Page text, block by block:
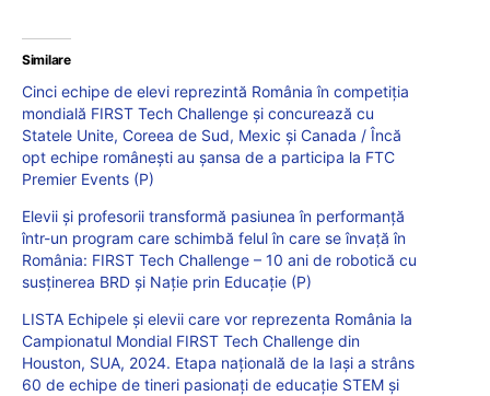
Similare
Cinci echipe de elevi reprezintă România în competiția
mondială FIRST Tech Challenge și concurează cu
Statele Unite, Coreea de Sud, Mexic și Canada / Încă
opt echipe românești au șansa de a participa la FTC
Premier Events (P)
Elevii și profesorii transformă pasiunea în performanță
într-un program care schimbă felul în care se învață în
România: FIRST Tech Challenge – 10 ani de robotică cu
susținerea BRD și Nație prin Educație (P)
LISTA Echipele și elevii care vor reprezenta România la
Campionatul Mondial FIRST Tech Challenge din
Houston, SUA, 2024. Etapa națională de la Iași a strâns
60 de echipe de tineri pasionați de educație STEM și